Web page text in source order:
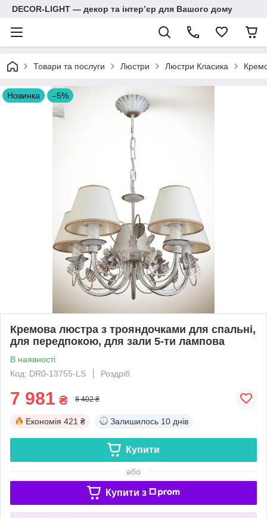
DECOR-LIGHT — декор та інтерʼєр для Вашого дому
Товари та послуги Люстри Люстри Класика
Новинка –5%
Кремова люстра з трояндочками для спальні,
для передпокою, для зали 5-ти лампова
В наявності
Код: DR0-13755-LS
Роздріб
7 981 ₴ 8 402 ₴
Економія 421 ₴ Залишилось 10 днів
Купити
або
Купити з